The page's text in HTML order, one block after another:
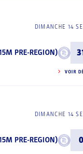
DIMANCHE 14
PRE-REGION)
VOIR
DIMANCHE 14
PRE-REGION) 0